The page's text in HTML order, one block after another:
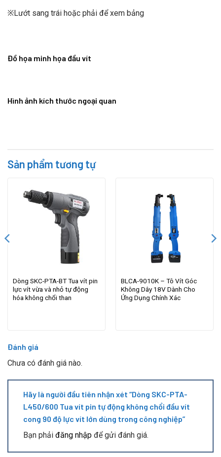
※Lướt sang trái hoặc phải để xem bảng
Đồ họa minh họa đầu vít
Hình ảnh kích thước ngoại quan
Sản phẩm tương tự
Dòng SKC-PTA-BT Tua vít pin
lực vít vừa và nhỏ tự động
hóa không chổi than
BLCA-9010K – Tô Vít Góc
Không Dây 18V Dành Cho
Ứng Dụng Chính Xác
Đánh giá
Chưa có đánh giá nào.
Hãy là người đầu tiên nhận xét “Dòng SKC-PTA-
L450/600 Tua vít pin tự động không chổi đầu vít
cong 90 độ lực vít lớn dùng trong công nghiệp”
Bạn phải đăng nhập để gửi đánh giá.